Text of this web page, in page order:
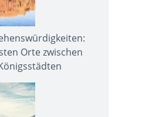
Orte zwischen